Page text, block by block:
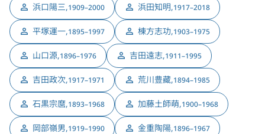
浜口陽三,1909–2000 浜田知明,1917–2018
平塚運一,1895–1997 棟方志功,1903–1975
山口源,1896–1976 吉田遠志,1911–1995
吉田政次,1917–1971 荒川豊藏,1894–1985
石黒宗麿,1893–1968 加藤土師萌,1900–1968
岡部嶺男,1919–1990 金重陶陽,1896–1967